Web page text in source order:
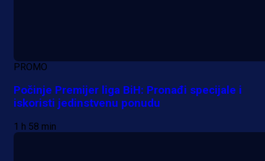
PROMO
Počinje Premijer liga BiH: Pronađi specijale i
iskoristi jedinstvenu ponudu
1 h 58 min